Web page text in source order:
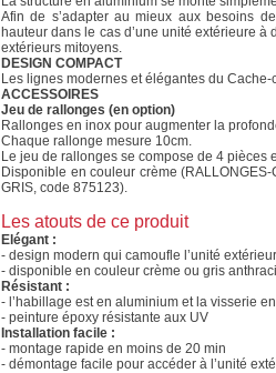
Afin de s’adapter au mieux aux besoins
hauteur dans le cas d’une unité extérieure
extérieurs mitoyens.
DESIGN COMPACT
Les lignes modernes et élégantes du
ACCESSOIRES
Jeu de rallonges (en option)
Rallonges en inox pour augmenter la
Chaque rallonge mesure 10cm.
Le jeu de rallonges se compose de 4 pièces
Disponible en couleur crème
GRIS, code 875123).
Les atouts de ce produit
Elégant :
- design modern qui camoufle l’unité
- disponible en couleur crème ou gris
Résistant :
- l’habillage est en aluminium et la visserie
- peinture époxy résistante aux UV
Installation facile :
- montage rapide en moins de 20 min
- démontage facile pour accéder à l’unité